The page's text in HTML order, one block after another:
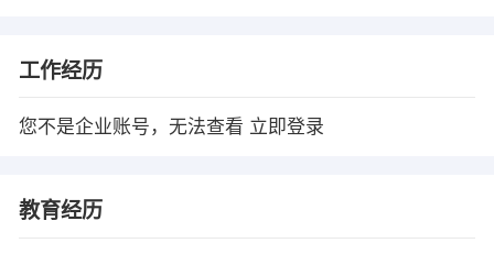
工作经历
您不是企业账号，无法查看 立即登录
教育经历